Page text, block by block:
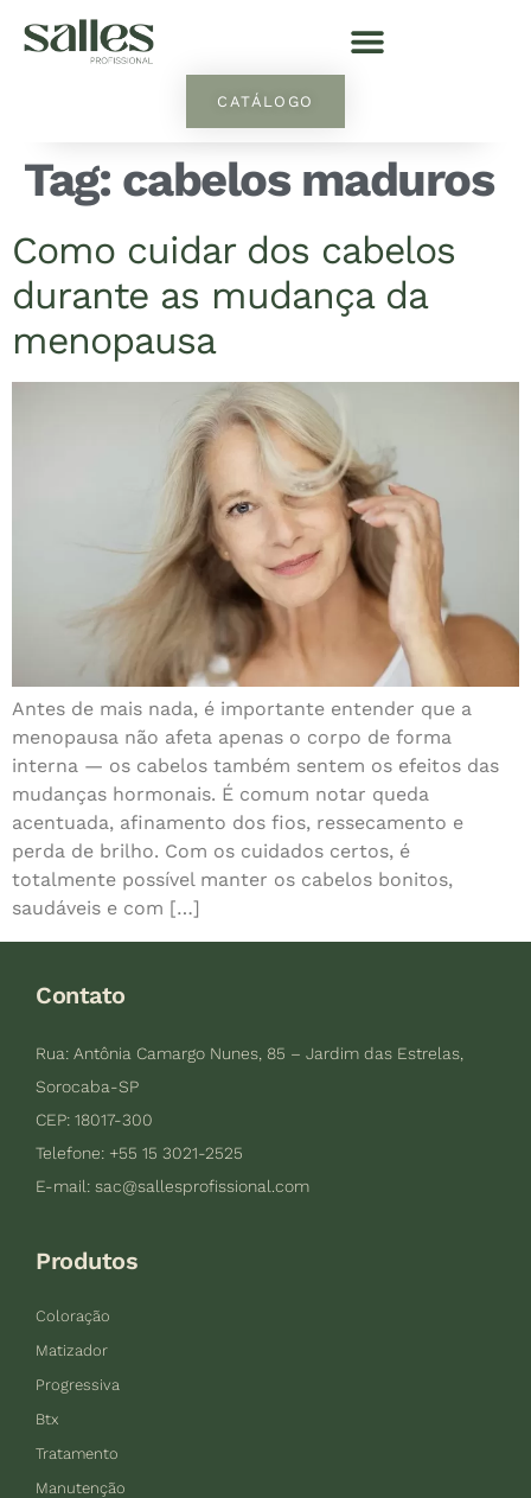
CATÁLOGO
Tag: cabelos maduros
Como cuidar dos cabelos
durante as mudança da
menopausa
Antes de mais nada, é importante entender que a
menopausa não afeta apenas o corpo de forma
interna — os cabelos também sentem os efeitos das
mudanças hormonais. É comum notar queda
acentuada, afinamento dos fios, ressecamento e
perda de brilho. Com os cuidados certos, é
totalmente possível manter os cabelos bonitos,
saudáveis e com […]
Contato
Rua: Antônia Camargo Nunes, 85 – Jardim das Estrelas,
Sorocaba-SP
CEP: 18017-300
Telefone: +55 15 3021-2525
E-mail: sac@sallesprofissional.com
Produtos
Coloração
Matizador
Progressiva
Btx
Tratamento
Manutenção